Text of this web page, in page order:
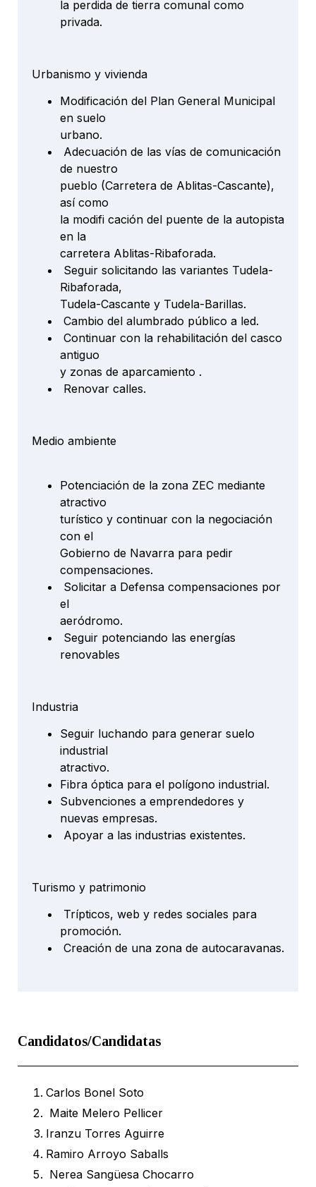
la perdida de tierra comunal como
privada.
Urbanismo y vivienda
Modificación del Plan General Municipal
en suelo
urbano.
Adecuación de las vías de comunicación
de nuestro
pueblo (Carretera de Ablitas-Cascante),
así como
la modifi cación del puente de la autopista
en la
carretera Ablitas-Ribaforada.
Seguir solicitando las variantes Tudela-
Ribaforada,
Tudela-Cascante y Tudela-Barillas.
Cambio del alumbrado público a led.
Continuar con la rehabilitación del casco
antiguo
y zonas de aparcamiento .
Renovar calles.
Medio ambiente
Potenciación de la zona ZEC mediante
atractivo
turístico y continuar con la negociación
con el
Gobierno de Navarra para pedir
compensaciones.
Solicitar a Defensa compensaciones por
el
aeródromo.
Seguir potenciando las energías
renovables
Industria
Seguir luchando para generar suelo
industrial
atractivo.
Fibra óptica para el polígono industrial.
Subvenciones a emprendedores y
nuevas empresas.
Apoyar a las industrias existentes.
Turismo y patrimonio
Trípticos, web y redes sociales para
promoción.
Creación de una zona de autocaravanas.
Candidatos/Candidatas
Carlos Bonel Soto
Maite Melero Pellicer
Iranzu Torres Aguirre
Ramiro Arroyo Saballs
Nerea Sangüesa Chocarro